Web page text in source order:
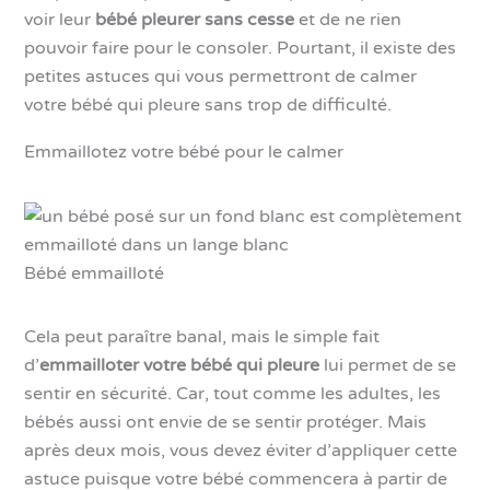
voir leur bébé pleurer sans cesseet de ne rien
pouvoir faire pour le consoler. Pourtant, il existe des
petites astuces qui vous permettront de calmer
votre bébé qui pleure sans trop de difficulté.
Emmaillotez votre bébé pour le calmer
Bébé emmailloté
Cela peut paraître banal, mais le simple fait
d’emmailloter votre bébé qui pleurelui permet de se
sentir en sécurité. Car, tout comme les adultes, les
bébés aussi ont envie de se sentir protéger. Mais
après deux mois, vous devez éviter d’appliquer cette
astuce puisque votre bébé commencera à partir de